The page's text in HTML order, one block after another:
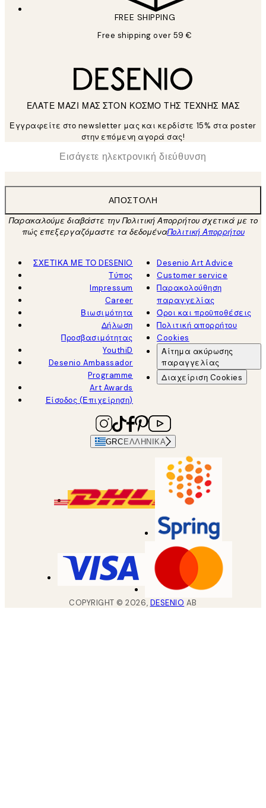
FREE SHIPPING
Free shipping over 59 €
ΕΛΑΤΕ ΜΑΖΙ ΜΑΣ ΣΤΟΝ ΚΟΣΜΟ ΤΗΣ ΤΕΧΝΗΣ ΜΑΣ
Εγγραφείτε στο newsletter μας και κερδίστε 15% στα poster
στην επόμενη αγορά σας!
Ηλεκτρονική Διεύθυνση
ΑΠΟΣΤΟΛΉ
Παρακαλούμε διαβάστε την Πολιτική Απορρήτου σχετικά με το
πώς επεξεργαζόμαστε τα δεδομέναΠολιτική Απορρήτου
ΣΧΕΤΙΚΑ ΜΕ ΤΟ DESENIO
Τύπος
Impressum
Career
Βιωσιμότητα
Δήλωση
Προσβασιμότητας
YouthiD
Desenio Ambassador
Programme
Art Awards
Είσοδος (Επιχείρηση)
Desenio Art Advice
Customer service
Παρακολούθηση
παραγγελίας
Όροι και προϋποθέσεις
Πολιτική απορρήτου
Cookies
Αίτημα ακύρωσης
παραγγελίας
Διαχείριση Cookies
GRC ΕΛΛΗΝΙΚΆ
COPYRIGHT ©2026, DESENIO AB